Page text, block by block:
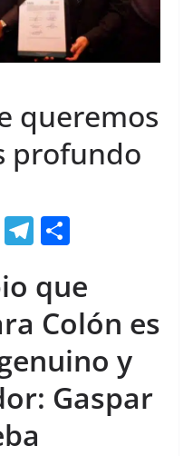
queremos
profundo
C T
e
gr
a
m
ar
e
que
Colón es
y
Gaspar